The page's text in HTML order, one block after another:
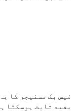
فیس بک مسنیجر کا
مفید ثابت ہوسکتا